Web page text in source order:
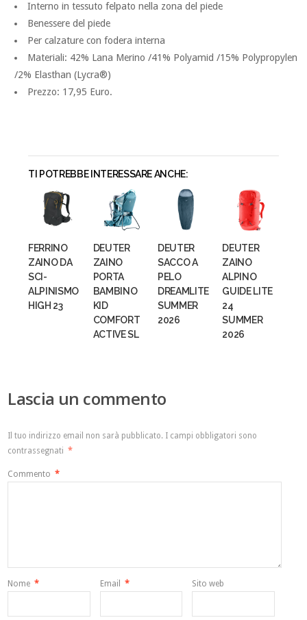
Interno in tessuto felpato nella zona del piede
Benessere del piede
Per calzature con fodera interna
Materiali: 42% Lana Merino /41% Polyamid /15% Polypropylen
/2% Elasthan (Lycra®)
Prezzo: 17,95 Euro.
TI POTREBBE INTERESSARE ANCHE:
FERRINO
ZAINO DA
SCI-
ALPINISMO
HIGH 23
DEUTER
ZAINO
PORTA
BAMBINO
KID
COMFORT
ACTIVE SL
DEUTER
SACCO A
PELO
DREAMLITE
SUMMER
2026
DEUTER
ZAINO
ALPINO
GUIDE LITE
24
SUMMER
2026
Lascia un commento
Il tuo indirizzo email non sarà pubblicato. I campi obbligatori sono
contrassegnati *
Commento *
Nome * Email * Sito web